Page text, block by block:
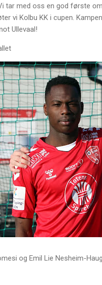
tar med oss en god første
vi Kolbu KK i cupen.
Ullevaal!
og Emil Lie Nesheim-